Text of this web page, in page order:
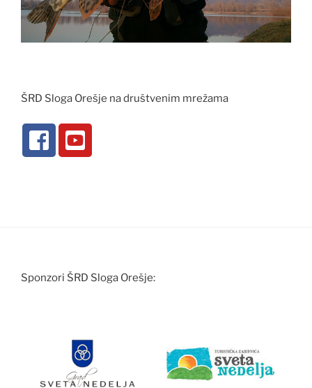
ŠRD Sloga Orešje na društvenim mrežama
Sponzori ŠRD Sloga Orešje: